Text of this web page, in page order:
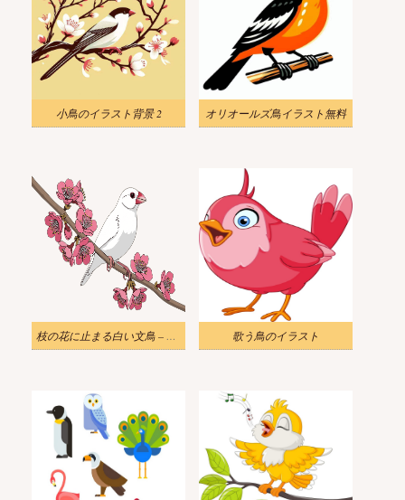
小鳥のイラスト背景 2 オリオールズ鳥イラスト無料
枝の花に止まる白い文鳥 – 鳥のイラスト 歌う鳥のイラスト